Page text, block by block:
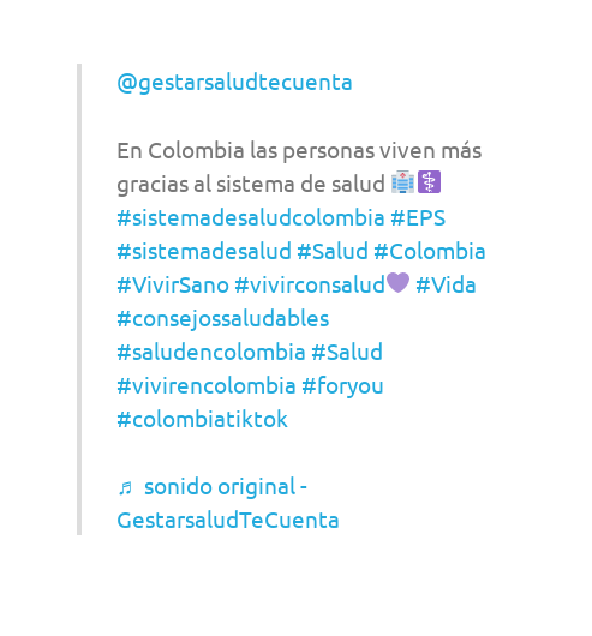
@gestarsaludtecuenta
En Colombia las personas viven más
gracias al sistema de salud
#sistemadesaludcolombia #EPS
#sistemadesalud #Salud #Colombia
#VivirSano #vivirconsalud
#Vida
#consejossaludables
#saludencolombia #Salud
#vivirencolombia #foryou
#colombiatiktok
♬ sonido original -
GestarsaludTeCuenta